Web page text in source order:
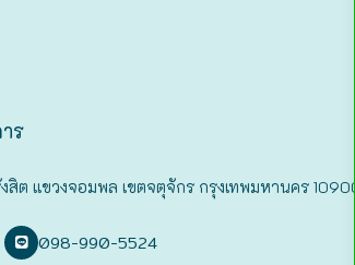
ร
ต แขวงจอมพล เขตจตุจักร กรุงเทพมหานคร 10900
098-990-5524